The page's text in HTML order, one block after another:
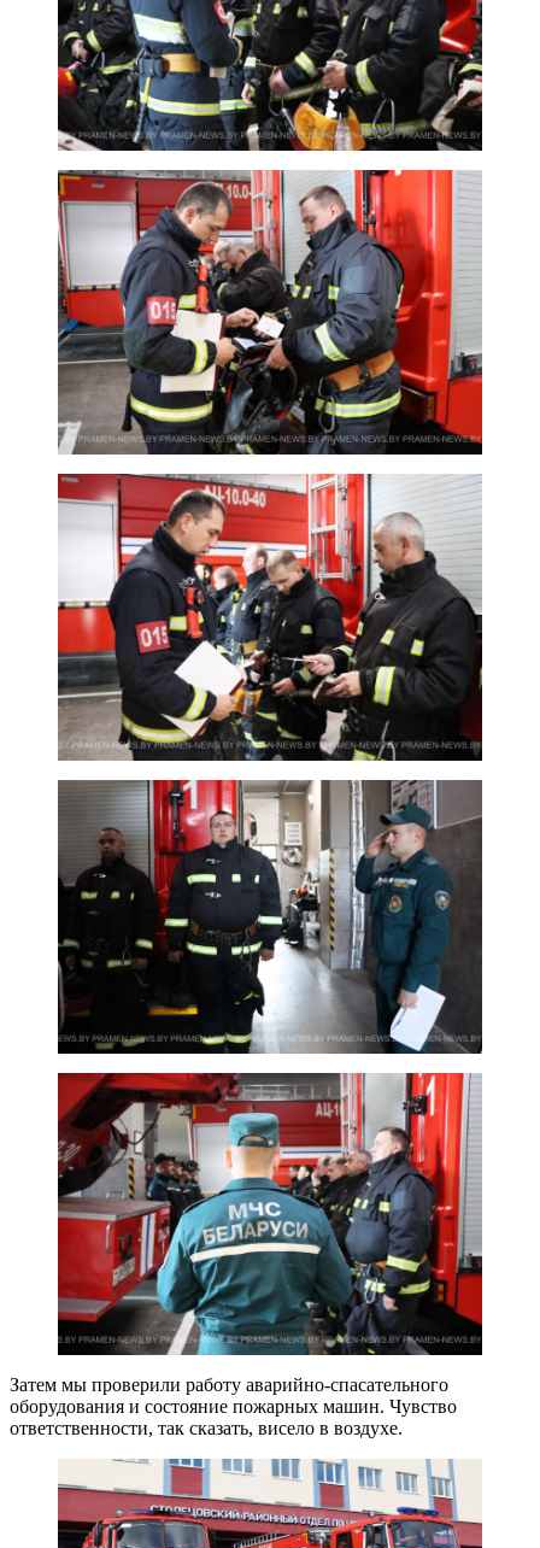
Затем мы проверили работу аварийно-спасательного
оборудования и состояние пожарных машин. Чувство
ответственности, так сказать, висело в воздухе.